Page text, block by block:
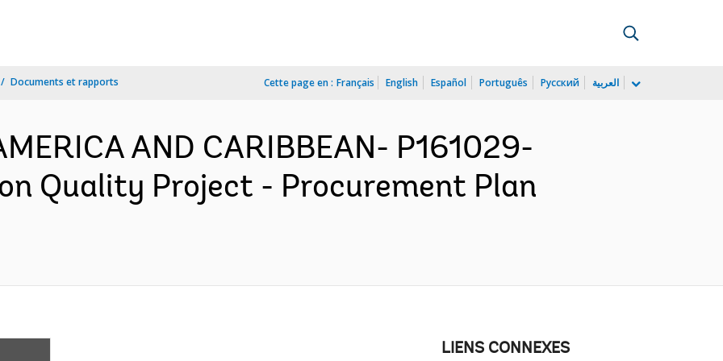
Documents et rapports Cette page en : Français English Español Português Русский العربية
AND CARIBBEAN- P161029-
Quality Project - Procurement Plan
LIENS CONNEXES